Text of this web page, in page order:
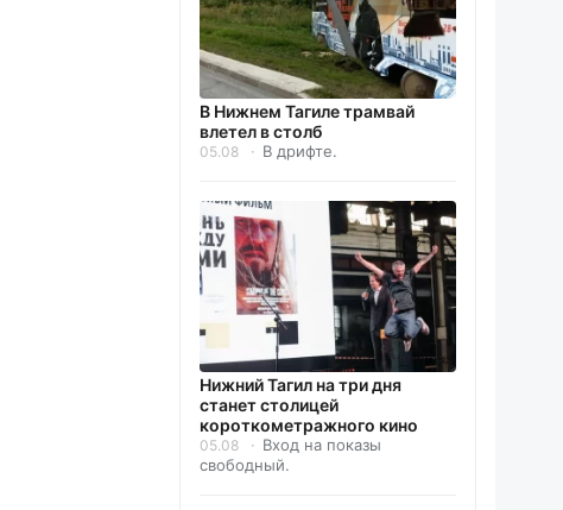
В Нижнем Тагиле трамвай
влетел в столб
05.08 В дрифте.
Нижний Тагил на три дня
станет столицей
короткометражного кино
05.08
Вход на показы
свободный.